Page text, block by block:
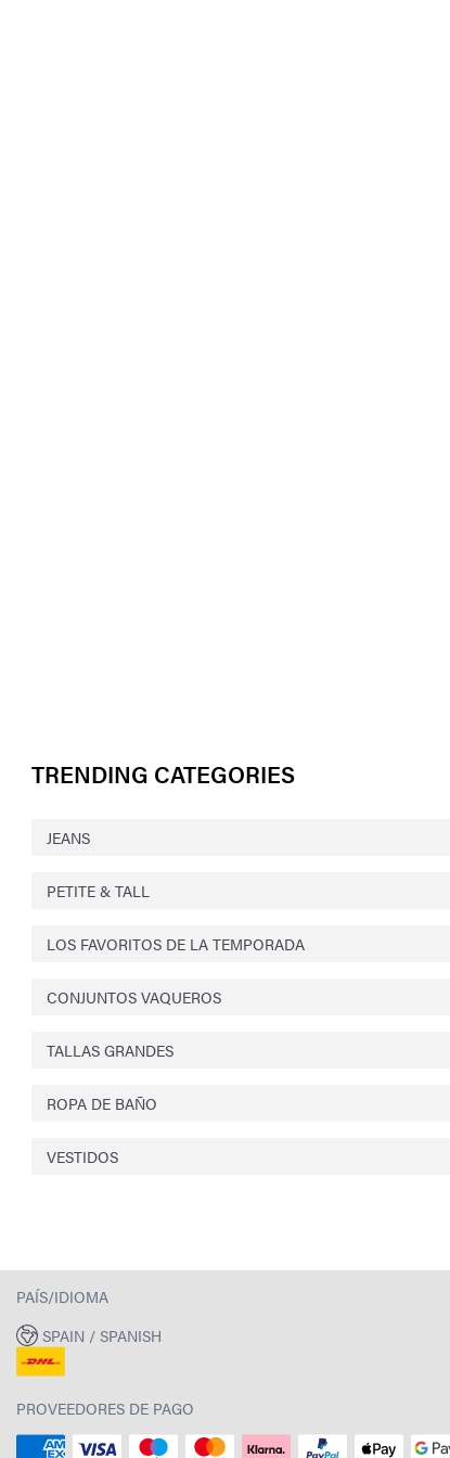
TRENDING CATEGORIES
JEANS
PETITE & TALL
LOS FAVORITOS DE LA TEMPORADA
CONJUNTOS VAQUEROS
TALLAS GRANDES
ROPA DE BAÑO
VESTIDOS
PAÍS/IDIOMA
SPAIN / SPANISH
PROVEEDORES DE PAGO